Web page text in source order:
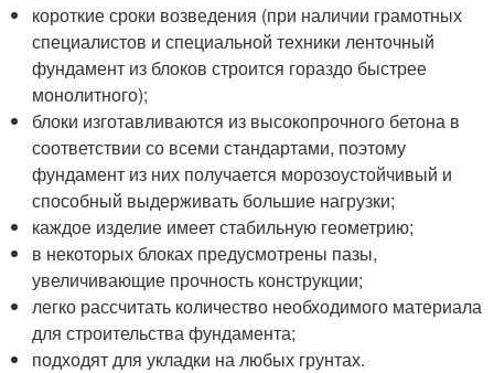
короткие сроки возведения (при наличии грамотных
специалистов и специальной техники ленточный
фундамент из блоков строится гораздо быстрее
монолитного);
блоки изготавливаются из высокопрочного бетона в
соответствии со всеми стандартами, поэтому
фундамент из них получается морозоустойчивый и
способный выдерживать большие нагрузки;
каждое изделие имеет стабильную геометрию;
в некоторых блоках предусмотрены пазы,
увеличивающие прочность конструкции;
легко рассчитать количество необходимого материала
для строительства фундамента;
подходят для укладки на любых грунтах.